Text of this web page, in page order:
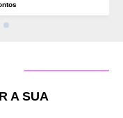
A SUA